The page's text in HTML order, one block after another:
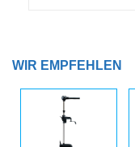
WIR EMPFEHLEN